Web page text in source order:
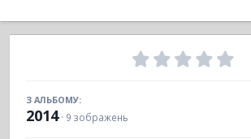
З АЛЬБОМУ:
2014 · 9 зображень